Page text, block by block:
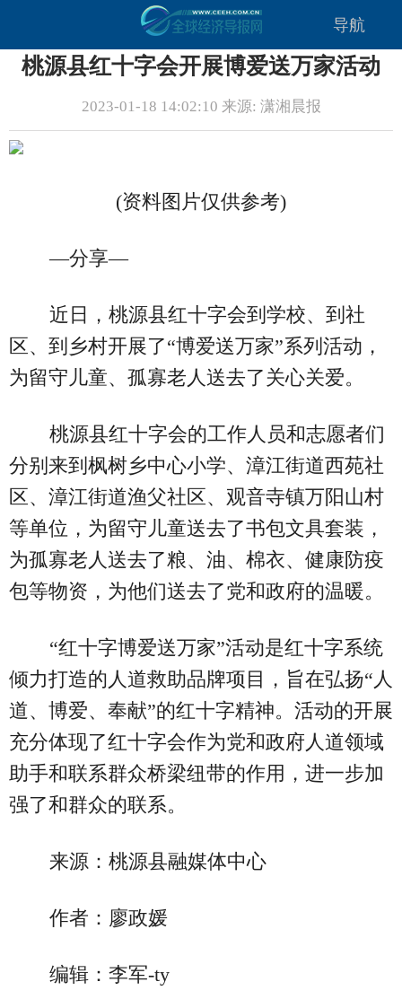
导航
桃源县红十字会开展博爱送万家活动
2023-01-18 14:02:10 来源: 潇湘晨报
(资料图片仅供参考)
—分享—
近日，桃源县红十字会到学校、到社
区、到乡村开展了“博爱送万家”系列活动，
为留守儿童、孤寡老人送去了关心关爱。
桃源县红十字会的工作人员和志愿者们
分别来到枫树乡中心小学、漳江街道西苑社
区、漳江街道渔父社区、观音寺镇万阳山村
等单位，为留守儿童送去了书包文具套装，
为孤寡老人送去了粮、油、棉衣、健康防疫
包等物资，为他们送去了党和政府的温暖。
“红十字博爱送万家”活动是红十字系统
倾力打造的人道救助品牌项目，旨在弘扬“人
道、博爱、奉献”的红十字精神。活动的开展
充分体现了红十字会作为党和政府人道领域
助手和联系群众桥梁纽带的作用，进一步加
强了和群众的联系。
来源：桃源县融媒体中心
作者：廖政媛
编辑：李军-ty